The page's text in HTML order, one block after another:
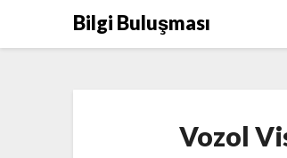
Bilgi Buluşması
Vozol